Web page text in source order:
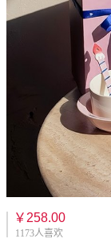
￥258.00
1173人喜欢